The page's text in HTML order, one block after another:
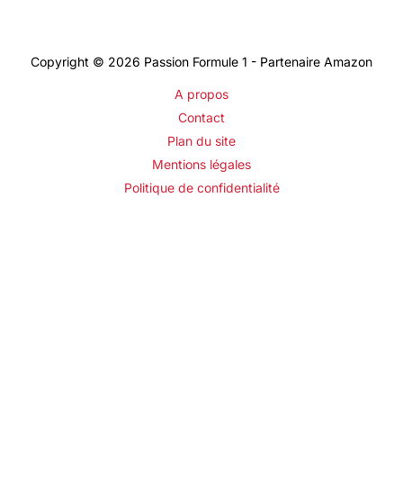
Copyright © 2026 Passion Formule 1 - Partenaire Amazon
A propos
Contact
Plan du site
Mentions légales
Politique de confidentialité